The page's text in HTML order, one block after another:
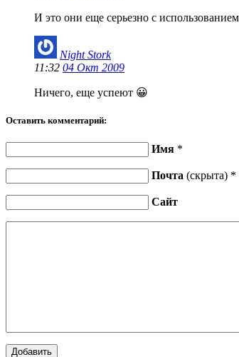
И это они еще серьезно с
Night Stork
11:32 04 Окт 2009
Ничего, еще успеют 😀
Оставить комментарий:
Имя *
Почта (скрыта) *
Сайт